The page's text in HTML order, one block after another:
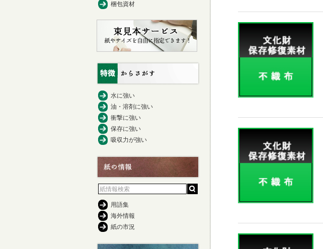
梱包資材
水に強い
油・溶剤に強い
衝撃に強い
保存に強い
吸収力が強い
用語集
海外情報
紙の市況